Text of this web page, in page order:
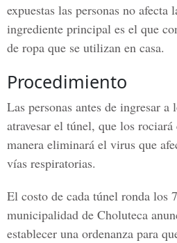
expuestas las personas no
ingrediente principal es el que
de ropa que se utilizan en casa.
Procedimiento
Las personas antes de ingresar a
atravesar el túnel, que los
manera eliminará el virus que
vías respiratorias.
El costo de cada túnel ronda los
municipalidad de Choluteca
establecer una ordenanza para